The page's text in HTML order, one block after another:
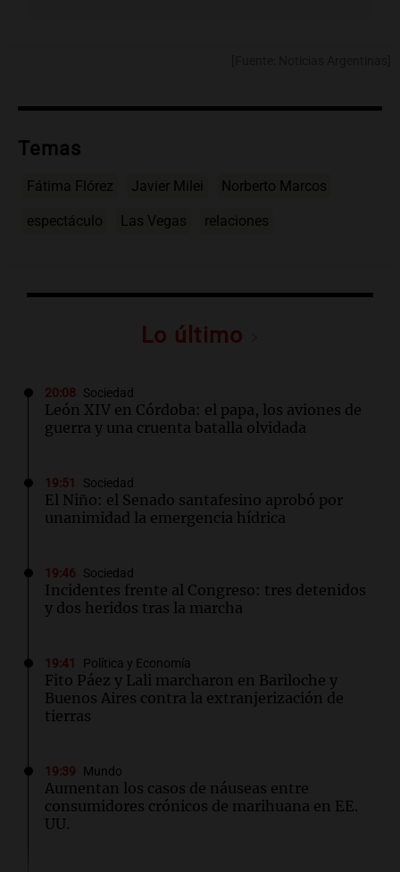
Temas
Fátima Flórez Javier Milei Norberto Marcos
espectáculo Las Vegas relaciones
Lo último
20:08 Sociedad
León XIV en Córdoba: el papa, los aviones de
guerra y una cruenta batalla olvidada
19:51 Sociedad
El Niño: el Senado santafesino aprobó por
unanimidad la emergencia hídrica
19:46 Sociedad
Incidentes frente al Congreso: tres detenidos
y dos heridos tras la marcha
19:41 Política y Economía
Fito Páez y Lali marcharon en Bariloche y
Buenos Aires contra la extranjerización de
tierras
19:39 Mundo
Aumentan los casos de náuseas entre
consumidores crónicos de marihuana en EE.
UU.